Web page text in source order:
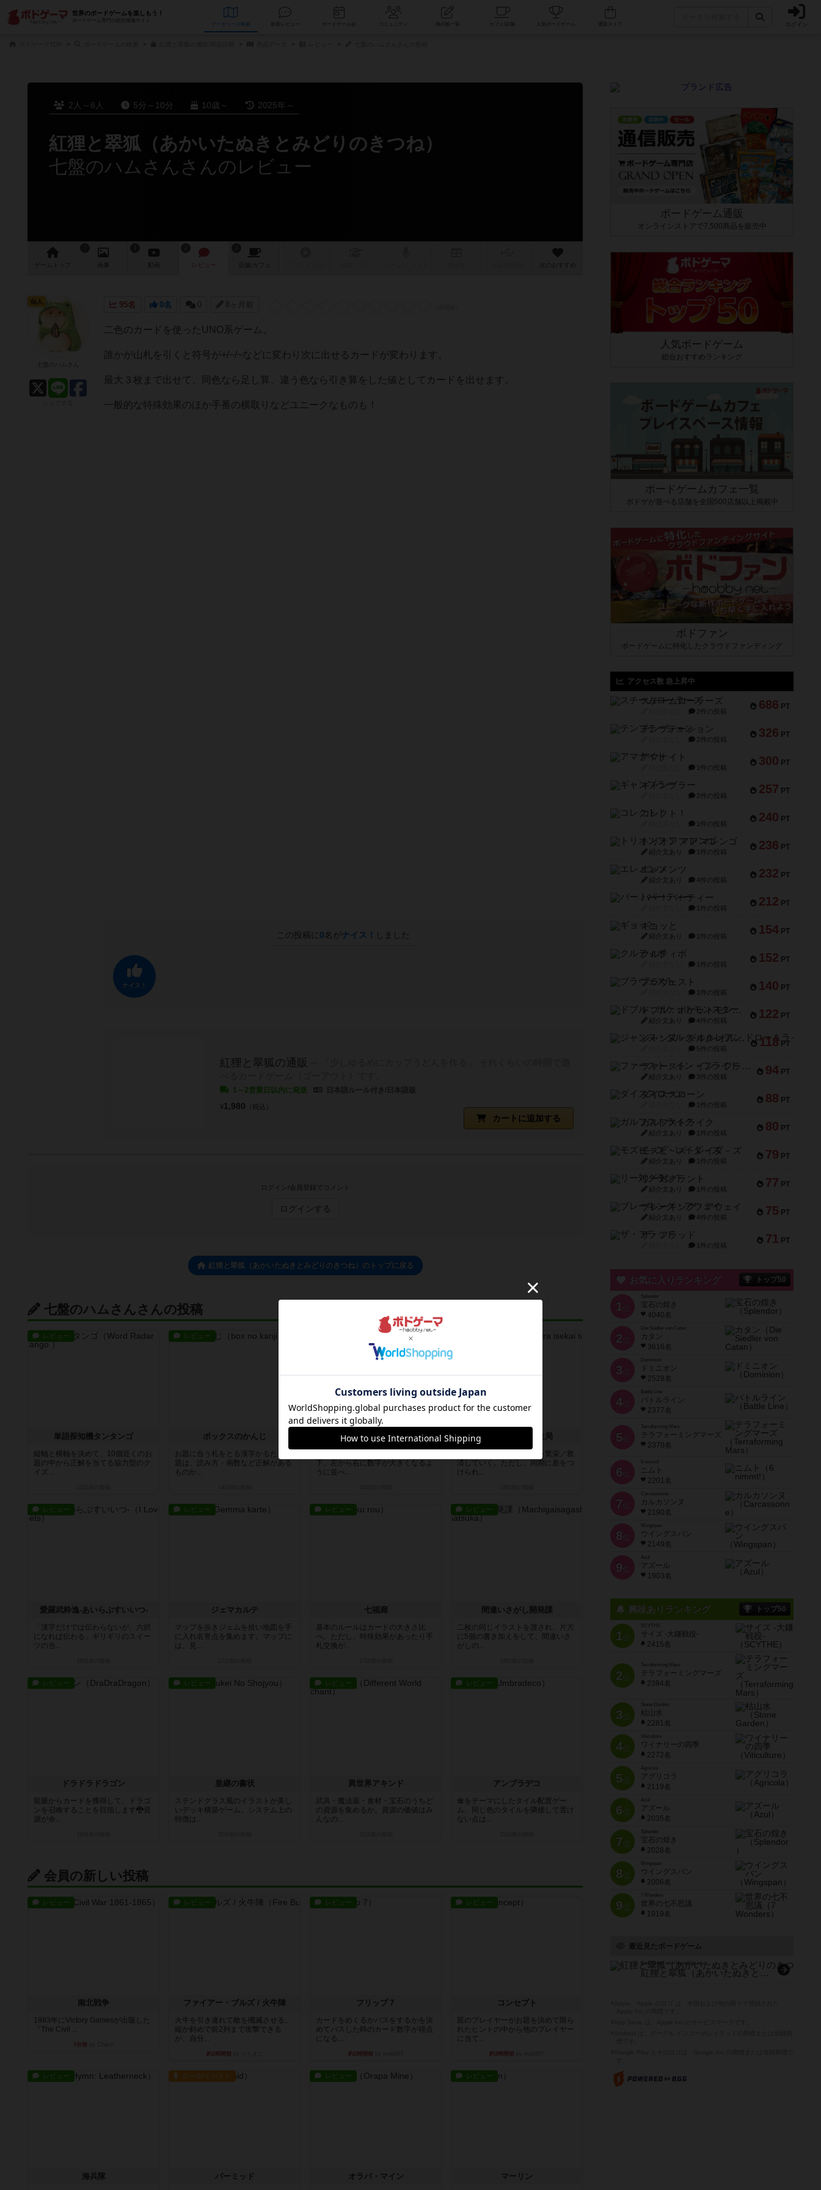
世界のボードゲームを楽しもう！
ボードゲーム専門の総合情報サイト
データベース コミュニティ 人気ボードゲーム ログイン
2人～6人 5分～10分 10歳～ 2025年～
紅狸と翠狐（あかいたぬきとみどりのきつね）
七盤のハムさんさんのレビュー
ゲーム 画像 レビュー 店舗/ カフェ 次のおすすめ
95名 0名 0 8ヶ月前
二色のカードを使ったUNO系ゲーム。
誰かが山札を引くと符号が+/−/~などに変わり次に出せるカードが変わります。
最大３枚まで出せて、同色なら足し算、違う色なら引き算をした値としてカードを出せます。
一般的な特殊効果のほか手番の横取りなどユニークなものも！
この投稿に 0名がナイス！ しました
ナイス！
紅狸と翠狐の通販
1～2営業日以内に発送
カートに追加する
¥1,980 （税込）
仙人
ログイン/会員登録でコメント
ログインする
紅狸と翠狐（あかいたぬきとみどりのきつね）のトップに戻る
七盤のハムさんさんの投稿
レビュー
単語探知機タンタンゴ
縦軸と横軸を決めて、10個近くのお
題の中から正解を当てる協力型のク
イズ...
レビュー
ボックスのかんじ
お題に合う札をとる漢字かるた。お
題は、読み方・画数など正解がある
ものか...
ストリームスクロス
下、左から右に数字が大きくなるよ
うに並べ...
こちら異世界転生局
新人女神となって、世界を繁栄／救
済していく。ただし、同期に差をつ
けられ...
レビュー
愛羅武粋逸-あいらぶすいいつ-
「漢字だけでは伝わらないが、六択
になれば伝わる」ギリギリのスイー
ツの当...
レビュー
ジェマカルテ
マップを歩きジェムを拾い地図を手
に入れ名誉点を集めます。マップに
は、見...
レビュー
七福廊
基本のルールはカードの大きさ比
べ。ただし、特殊効果があったり手
札交換が...
レビュー
間違いさがし開発課
二枚の同じイラストを渡され、片方
に5個の書き加えをして、間違いさ
がしの...
レビュー
ドラドラドラゴン
龍脈からカードを獲得して、ドラゴ
ンを召喚することを目指します🐉資
源が余...
レビュー
皇継の書状
ステンドグラス風のイラストが美し
いデッキ構築ゲーム。システム上の
特徴は...
レビュー
異世界アキンド
武具・魔法薬・食材・宝石のうちど
の資源を集めるか。資源の価値はみ
んなの...
レビュー
アンブラデコ
傘をテーマにしたタイル配置ゲー
ム。同じ色のタイルを隣接して置け
ない点は...
会員の新しい投稿
レビュー
南北戦争
1983年にVictory Gamesが出版した
『The Civil ...
7分前
レビュー
ファイアー・ブルズ / 火牛陣
火牛を引き連れて敵を殲滅させる。
縦か斜めで前2列まで攻撃できる
が、自分...
約2時間前
レビュー
フリップ７
カードをめくるかパスをするかを決
めてパスした時のカード数字が得点
になる...
約2時間前
レビュー
コンセプト
親のプレイヤーがお題を決めて限ら
れたヒントの中から他のプレイヤー
に当て...
約3時間前
レビュー
海兵隊
ルール/インスト
パーミッド
レビュー
オラパ・マイン
レビュー
マーリン
ボードゲーム通販
オンラインストアで7,500商品を販売中
人気ボードゲーム
総合おすすめランキング
ボードゲームカフェ一覧
ボドゲが遊べる店舗を全国500店舗以上掲載中
ボドファン
ボードゲームに特化したクラウドファンディング
アクセス数 急上昇中
686 PT
スチームローラーズ
2件の投稿
326 PT
テンプテーション
2件の投稿
300 PT
アマナイト
1件の投稿
257 PT
ギャンブラー
2件の投稿
240 PT
コレクト！
1件の投稿
236 PT
トリオンフ ア マレンゴ
紹介文あり 1件の投稿
232 PT
エレメンツ
紹介文あり 4件の投稿
212 PT
バー！パーティー
1件の投稿
154 PT
ギョッと
紹介文あり 1件の投稿
152 PT
クルティボ
1件の投稿
140 PT
ブラヴェスト
1件の投稿
122 PT
ドブル：ポケットモンスター
紹介文あり 4件の投稿
118 PT
ジャンヌ・ダルク-オルレアン ドロー＆ライト
5件の投稿
94 PT
ファースト・イン・フライト
紹介文あり 3件の投稿
88 PT
ダイススローン
1件の投稿
80 PT
ガルフストライク
紹介文あり 1件の投稿
79 PT
モズビ－ズ・レイダ－ズ
紹介文あり 1件の投稿
77 PT
リー対グラント
紹介文あり 1件の投稿
75 PT
ブレーキング・アウェイ
紹介文あり 4件の投稿
71 PT
ザ・フラッド
1件の投稿
お気に入りランキング トップ50
1 位
宝石の煌き
4040名
2 位
Die Siedler von Catan
カタン
3616名
3 位
ドミニオン
2528名
4位
Battle Line
バトルライン
2377名
5 位
Terraforming Mars
テラフォーミングマーズ
2370名
6 位
ニムト
2201名
7 位
Carcassonne
カルカソンヌ
2190名
8 位
Wingspan
ウイングスパン
2149名
9 位
Azul
アズール
1903名
興味ありランキング トップ50
1位
SCYTHE
サイズ -大鎌戦役-
2415名
2位
Terraforming Mars
テラフォーミングマーズ
2394名
3位
Stone Garden
枯山水
2281名
4位
Viticulture
ワイナリーの四季
2272名
5位
Agricola
アグリコラ
2119名
6位
Azul
アズール
2035名
7位
宝石の煌き
2028名
8位
Wingspan
ウイングスパン
2006名
9位
7 Wonders
世界の七不思議
1919名
最近見たボードゲーム
Red Tanuki and Green Kitsune
紅狸と翠狐（あかいたぬきとみどりのきつね）